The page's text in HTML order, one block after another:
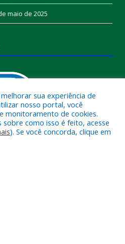
maio de 2025
das
sua experiência de
nosso portal, você
monitoramento de cookies.
como isso é feito, acesse
). Se você concorda, clique em